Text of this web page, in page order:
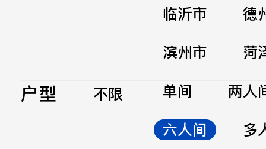
临沂市
德
滨州市
菏
户型 不限 单间
两人
六人间
多